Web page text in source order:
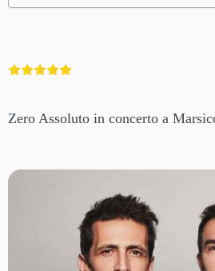
Zero Assoluto in concerto a